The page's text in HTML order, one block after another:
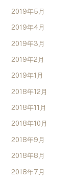
2019年5月
2019年4月
2019年3月
2019年2月
2019年1月
2018年12月
2018年11月
2018年10月
2018年9月
2018年8月
2018年7月